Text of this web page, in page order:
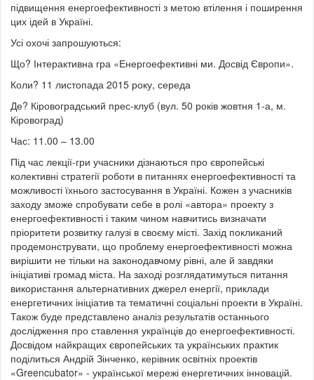
підвищення енергоефективності з метою втілення і поширення
цих ідей в Україні.
Усі охочі запрошуються:
Що? Інтерактивна гра «Енергоефективні ми. Досвід Європи».
Коли? 11 листопада 2015 року, середа
Де? Кіровоградський прес-клуб (вул. 50 років жовтня 1-а, м.
Кіровоград)
Час: 11.00 – 13.00
Під час лекції-гри учасники дізнаються про європейські
колективні стратегії роботи в питаннях енергоефективності та
можливості їхнього застосування в Україні. Кожен з учасників
заходу зможе спробувати себе в ролі «автора» проекту з
енергоефективності і таким чином навчитись визначати
пріоритети розвитку галузі в своєму місті. Захід покликаний
продемонструвати, що проблему енергоефективності можна
вирішити не тільки на законодавчому рівні, але й завдяки
ініціативі громад міста. На заході розглядатимуться питання
використання альтернативних джерел енергії, приклади
енергетичних ініціатив та тематичні соціальні проекти в Україні.
Також буде представлено аналіз результатів останнього
дослідження про ставлення українців до енергоефективності.
Досвідом найкращих європейських та українських практик
поділиться Андрій Зінченко, керівник освітніх проектів
«Greencubator» - української мережі енергетичних інновацій.